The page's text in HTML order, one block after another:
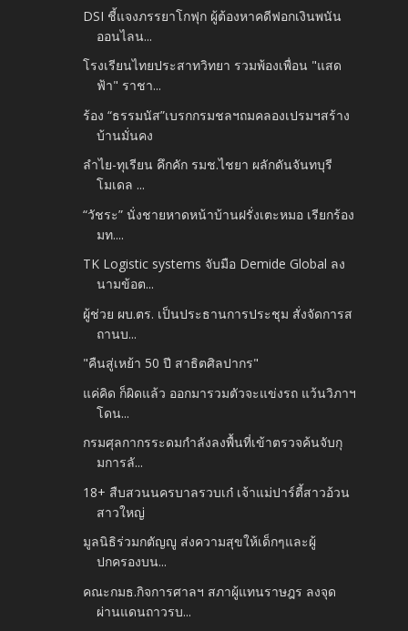
DSI ชี้แจงภรรยาโกฟุก ผู้ต้องหาคดีฟอกเงินพนัน
ออนไลน...
โรงเรียนไทยประสาทวิทยา รวมพ้องเพื่อน "แสด
ฟ้า" ราชา...
ร้อง “ธรรมนัส”เบรกกรมชลฯถมคลองเปรมฯสร้าง
บ้านมั่นคง
ลำไย-ทุเรียน คึกคัก รมช.ไชยา ผลักดันจันทบุรี
โมเดล ...
“วัชระ” นั่งชายหาดหน้าบ้านฝรั่งเตะหมอ เรียกร้อง
มท....
TK Logistic systems จับมือ Demide Global ลง
นามข้อต...
ผู้ช่วย ผบ.ตร. เป็นประธานการประชุม สั่งจัดการส
ถานบ...
"คืนสู่เหย้า 50 ปี สาธิตศิลปากร"
แค่คิด ก็ผิดแล้ว ออกมารวมตัวจะแข่งรถ แว้นวิภาฯ
โดน...
กรมศุลกากรระดมกำลังลงพื้นที่เข้าตรวจค้นจับกุ
มการลั...
18+ สืบสวนนครบาลรวบเก๋ เจ้าแม่ปาร์ตี้สาวอ้วน
สาวใหญ่
มูลนิธิร่วมกตัญญู ส่งความสุขให้เด็กๆและผู้
ปกครองบน...
คณะกมธ.กิจการศาลฯ สภาผู้แทนราษฎร ลงจุด
ผ่านแดนถาวรบ...